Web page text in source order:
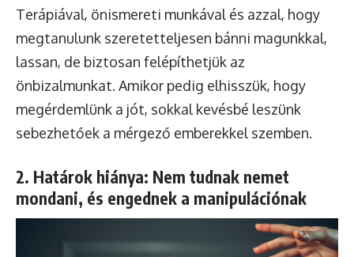
Terápiával, önismereti munkával és azzal, hogy
megtanulunk szeretetteljesen bánni magunkkal,
lassan, de biztosan felépíthetjük az
önbizalmunkat. Amikor pedig elhisszük, hogy
megérdemlünk a jót, sokkal kevésbé leszünk
sebezhetőek a mérgező emberekkel szemben.
2. Határok hiánya: Nem tudnak nemet
mondani, és engednek a manipulációnak